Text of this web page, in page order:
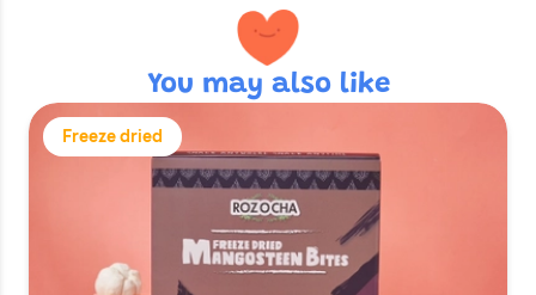
You may also like
Freeze dried